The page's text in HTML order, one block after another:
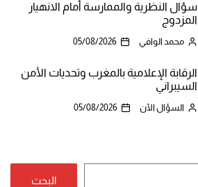
سؤال النظرية والممارسة أمام الانهيار
المزدوج
محمد الوافي 05/08/2026
الرقابة الإعلامية بالمغرب وتحديات الأمن
السيبراني
السؤال الآن 05/08/2026
البحث